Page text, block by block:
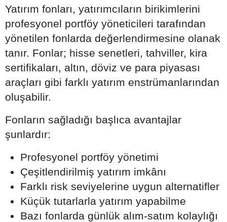
Yatırım fonları, yatırımcıların birikimlerini
profesyonel portföy yöneticileri tarafından
yönetilen fonlarda değerlendirmesine olanak
tanır. Fonlar; hisse senetleri, tahviller, kira
sertifikaları, altın, döviz ve para piyasası
araçları gibi farklı yatırım enstrümanlarından
oluşabilir.
Fonların sağladığı başlıca avantajlar
şunlardır:
Profesyonel portföy yönetimi
Çeşitlendirilmiş yatırım imkânı
Farklı risk seviyelerine uygun alternatifler
Küçük tutarlarla yatırım yapabilme
Bazı fonlarda günlük alım-satım kolaylığı